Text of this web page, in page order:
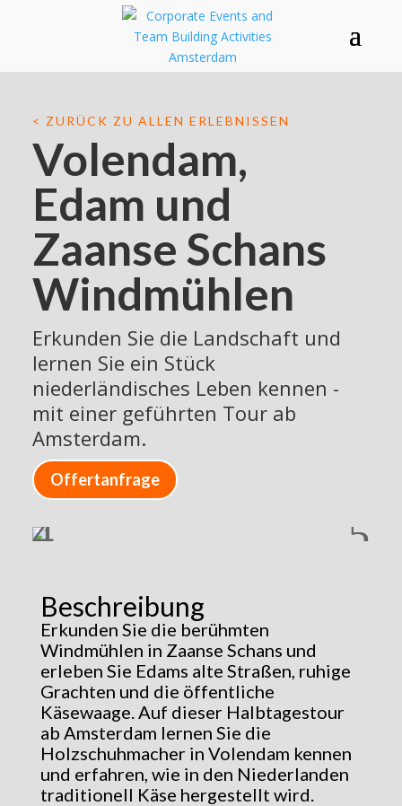
< ZURÜCK ZU ALLEN ERLEBNISSEN
Volendam,
Edam und
Zaanse Schans
Windmühlen
Erkunden Sie die Landschaft und
lernen Sie ein Stück
niederländisches Leben kennen -
mit einer geführten Tour ab
Amsterdam.
Offertanfrage
Beschreibung
Erkunden Sie die berühmten
Windmühlen in Zaanse Schans und
erleben Sie Edams alte Straßen, ruhige
Grachten und die öffentliche
Käsewaage. Auf dieser Halbtagestour
ab Amsterdam lernen Sie die
Holzschuhmacher in Volendam kennen
und erfahren, wie in den Niederlanden
traditionell Käse hergestellt wird.